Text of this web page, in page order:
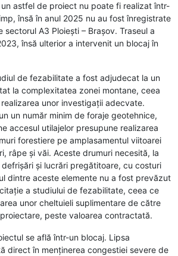
astfel de proiect nu poate fi realizat într-
însă în anul 2025 nu au fost înregistrate
A3 Ploiești – Brașov. Traseul a
însă ulterior a intervenit un blocaj în
de fezabilitate a fost adjudecat la un
la complexitatea zonei montane, ceea
unor investigații adecvate.
un număr minim de foraje geotehnice,
accesul utilajelor presupune realizarea
forestiere pe amplasamentul viitoarei
râpe și văi. Aceste drumuri necesită, la
și lucrări pregătitoare, cu costuri
dintre aceste elemente nu a fost prevăzut
a studiului de fezabilitate, ceea ce
unor cheltuieli suplimentare de către
peste valoarea contractată.
se află într-un blocaj. Lipsa
direct în menținerea congestiei severe de